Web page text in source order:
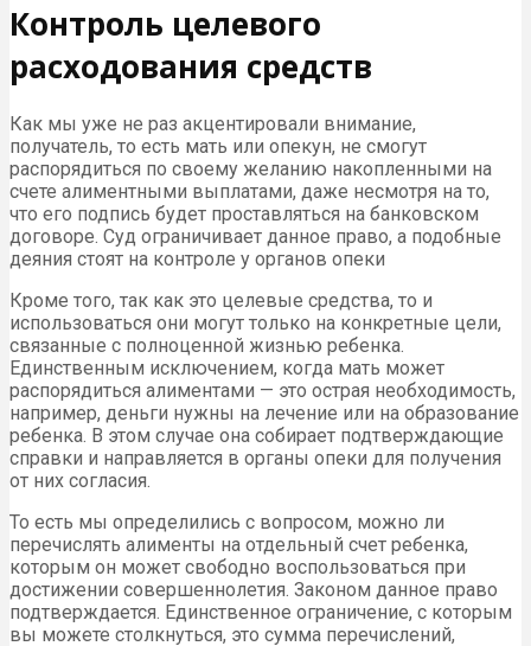
Контроль целевого
расходования средств
Как мы уже не раз акцентировали внимание,
получатель, то есть мать или опекун, не смогут
распорядиться по своему желанию накопленными на
счете алиментными выплатами, даже несмотря на то,
что его подпись будет проставляться на банковском
договоре. Суд ограничивает данное право, а подобные
деяния стоят на контроле у органов опеки
Кроме того, так как это целевые средства, то и
использоваться они могут только на конкретные цели,
связанные с полноценной жизнью ребенка.
Единственным исключением, когда мать может
распорядиться алиментами — это острая необходимость,
например, деньги нужны на лечение или на образование
ребенка. В этом случае она собирает подтверждающие
справки и направляется в органы опеки для получения
от них согласия.
То есть мы определились с вопросом, можно ли
перечислять алименты на отдельный счет ребенка,
которым он может свободно воспользоваться при
достижении совершеннолетия. Законом данное право
подтверждается. Единственное ограничение, с которым
вы можете столкнуться, это сумма перечислений,